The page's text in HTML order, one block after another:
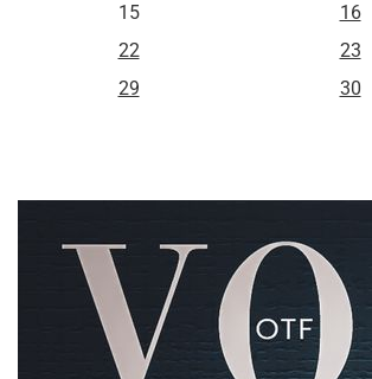
15
16
22
23
29
30